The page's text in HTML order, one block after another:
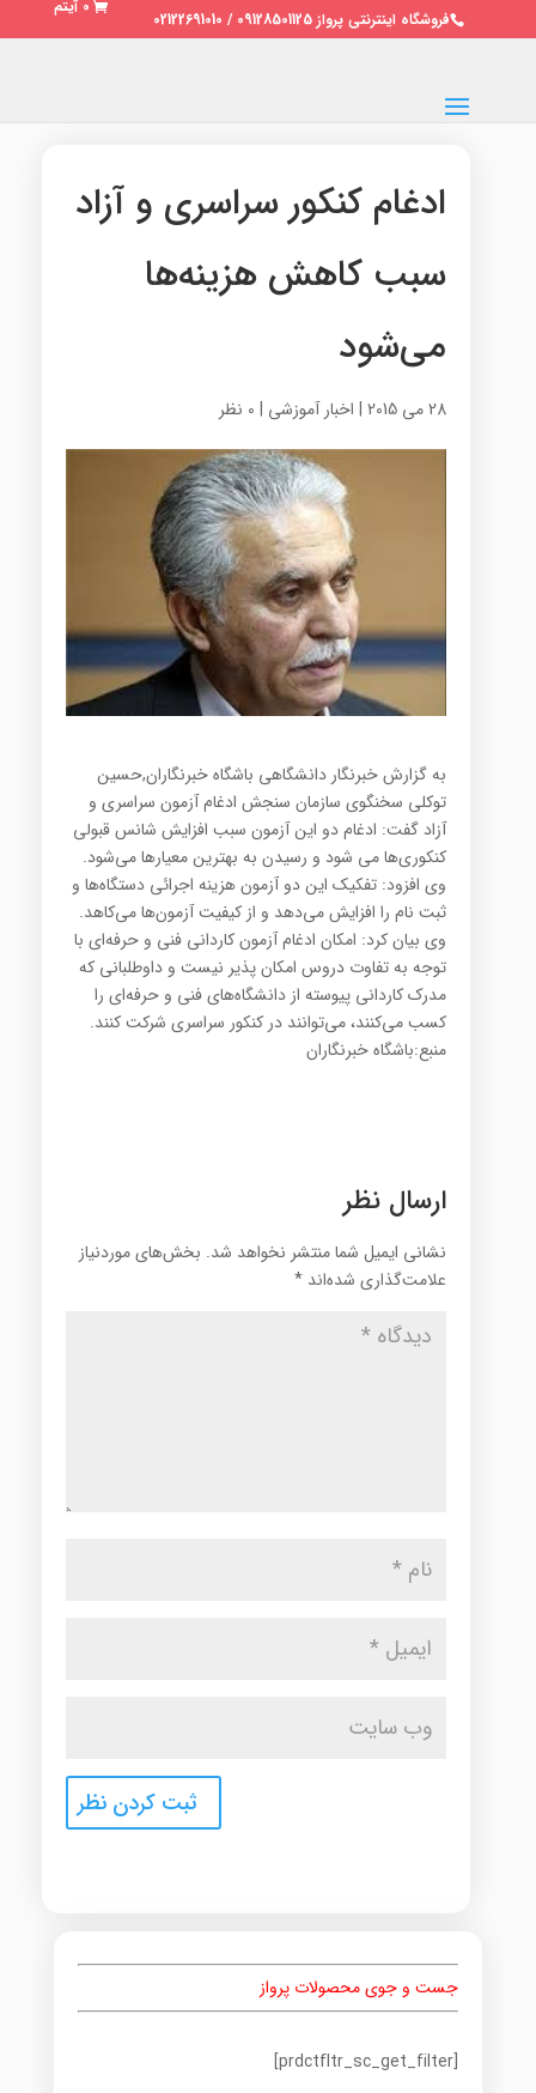
فروشگاه اینترنتی پرواز 09128501125 / 02122691010
0 آیتم
ادغام کنکور سراسری و آزاد
سبب کاهش هزینه‌ها
می‌شود
28 می 2015 | اخبار آموزشی | 0 نظر
به گزارش خبرنگار دانشگاهی باشگاه خبرنگاران,حسین
توکلی سخنگوی سازمان سنجش ادغام آزمون سراسری و
آزاد گفت: ادغام دو این آزمون سبب افزایش شانس قبولی
کنکوری‌ها می شود و رسیدن به بهترین معیارها می‌شود.
وی افزود: تفکیک این دو آزمون هزینه اجرائی دستگاه‌ها و
ثبت نام را افزایش می‌دهد و از کیفیت آزمون‌ها می‌کاهد.
وی بیان کرد: امکان ادغام آزمون کاردانی فنی و حرفه‌ای با
توجه به تفاوت دروس امکان پذیر نیست و داوطلبانی که
مدرک کاردانی پیوسته از دانشگاه‌های فنی و حرفه‌ای را
کسب می‌کنند، می‌توانند در کنکور سراسری شرکت کنند.
منبع:باشگاه خبرنگاران
ارسال نظر
نشانی ایمیل شما منتشر نخواهد شد. بخش‌های موردنیاز
علامت‌گذاری شده‌اند *
جست و جوی محصولات پرواز
[prdctfltr_sc_get_filter]